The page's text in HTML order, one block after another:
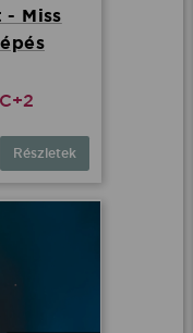
Miss
Részletek